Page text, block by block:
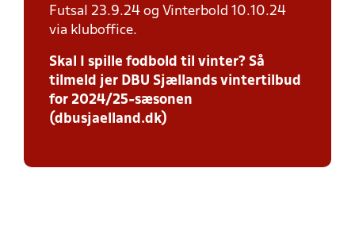
Futsal 23.9.24 og Vinterbold 10.10.24
via kluboffice.
Skal I spille fodbold til vinter? Så
tilmeld jer DBU Sjællands vintertilbud
for 2024/25-sæsonen
(dbusjaelland.dk)